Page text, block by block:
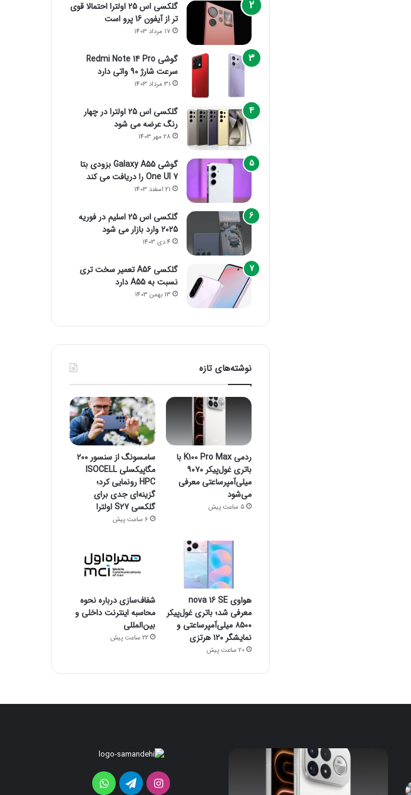
گلکسی اس 25 اولترا احتمالا قوی
تر از آیفون 16 پرو است
17 مرداد 1403
گوشی Redmi Note 14 Pro
سرعت شارژ 90 واتی دارد
31 مرداد 1403
گلکسی اس 25 اولترا در چهار
رنگ عرضه می شود
28 مهر 1403
گوشی Galaxy A55 بزودی بتا
One UI 7 را دریافت می کند
21 اسفند 1403
گلکسی اس 25 اسلیم در فوریه
2025 وارد بازار می شود
4 دی 1403
گلکسی A56 تعمیر سخت تری
نسبت به A55 دارد
13 بهمن 1403
نوشته‌های تازه
ردمی K100 Pro Max با
باتری غول‌پیکر ۹۰۷۰
میلی‌آمپرساعتی معرفی
می‌شود
5 ساعت پیش
سامسونگ از سنسور ۲۰۰
مگاپیکسلی ISOCELL
HPC رونمایی کرد؛
گزینه‌ای جدی برای
گلکسی S27 اولترا
6 ساعت پیش
هواوی nova 16 SE
معرفی شد؛ باتری غول‌پیکر
۸۵۰۰ میلی‌آمپرساعتی و
نمایشگر ۱۲۰ هرتزی
20 ساعت پیش
شفاف‌سازی درباره نحوه
محاسبه اینترنت داخلی و
بین‌المللی
22 ساعت پیش
اینستاگرامتلگرام واتس